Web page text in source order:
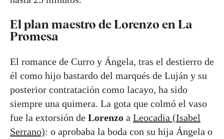
El plan maestro de Lorenzo en La
Promesa
El romance de Curro y Ángela, tras el destierro de
él como hijo bastardo del marqués de Luján y su
posterior contratación como lacayo, ha sido
siempre una quimera. La gota que colmó el vaso
fue la extorsión de Lorenzo a Leocadia (Isabel
Serrano): o aprobaba la boda con su hija Ángela o